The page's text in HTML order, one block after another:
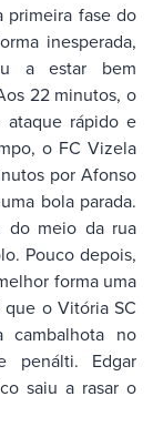
primeira fase do
inesperada,
a estar bem
22 minutos, o
ataque rápido e
o FC Vizela
por Afonso
bola parada.
do meio da rua
Pouco depois,
forma uma
que o Vitória SC
no
penálti. Edgar
saiu a rasar o